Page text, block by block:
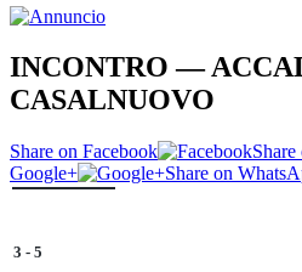
INCONTRO —
CASALNUOVO
Share on Facebook
Google+
Share on
3 - 5